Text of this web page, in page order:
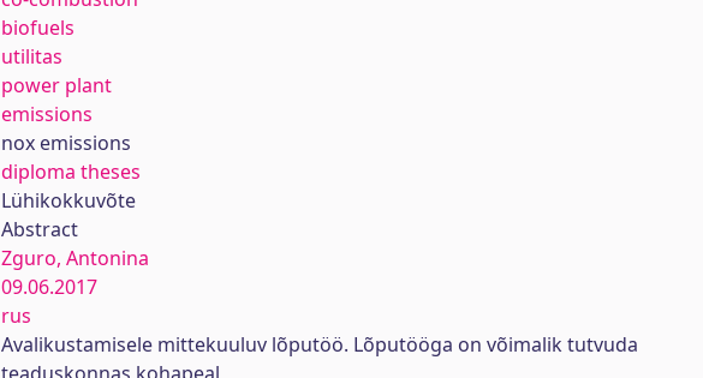
biofuels
utilitas
power plant
emissions
nox emissions
diploma theses
Lühikokkuvõte
Abstract
Zguro, Antonina
09.06.2017
rus
Avalikustamisele mittekuuluv lõputöö. Lõputööga on võimalik tutvuda